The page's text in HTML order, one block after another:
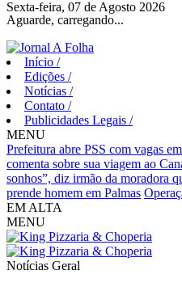
Aguarde, carregando...
Sexta-feira, 07 de Agosto 2026
Início /
Edições /
Notícias /
Contato /
Publicidades Legais /
MENU
Prefeitura abre PSS com vagas
comenta sobre sua viagem ao
sonhos”, diz irmão da moradora
prende homem em Palmas
EM ALTA
MENU
Notícias Geral